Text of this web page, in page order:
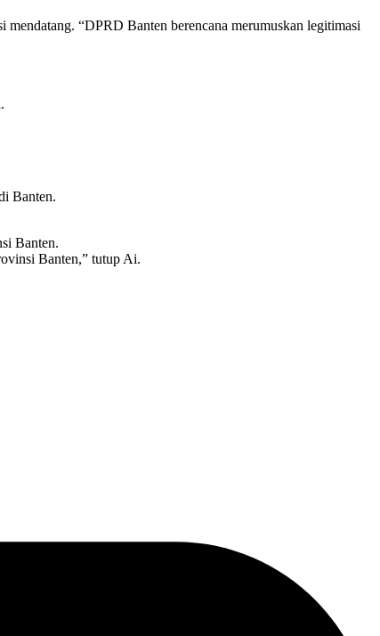
“DPRD Banten berencana merumuskan legitimasi
Banten.
Banten.
Banten,” tutup Ai.